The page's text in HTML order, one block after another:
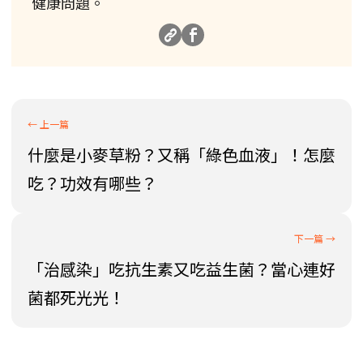
什麼是小麥草粉？又稱「綠色血液」！怎麼
吃？功效有哪些？
「治感染」吃抗生素又吃益生菌？當心連好
菌都死光光！